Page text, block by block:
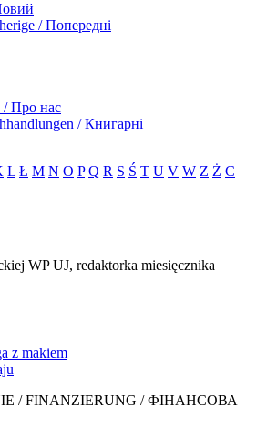
/ Попередні
/ Про нас
/ Книгарні
L Ł M N O P Q R S Ś T U V W Z Ż С
WP UJ, redaktorka miesięcznika
z makiem
/ FINANZIERUNG / ФІНАНСОВА